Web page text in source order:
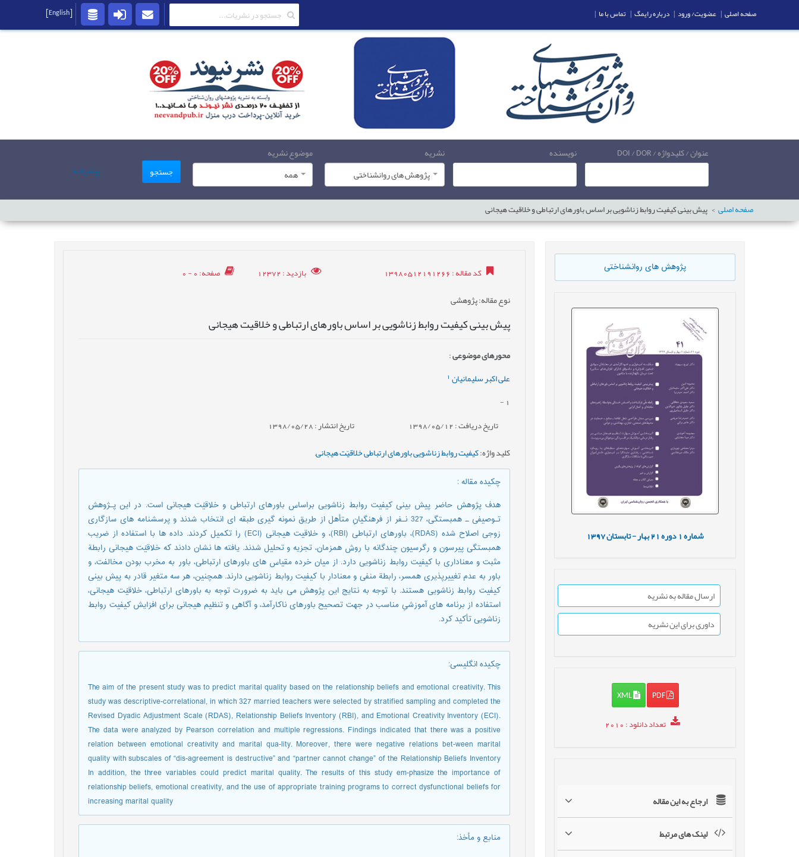
عنوان / کلیدواژه / DOI / DOR نویسنده
نشریه
پژوهش های روانشناختی
موضوع نشریه
همه
جستجو پیشرفته
صفحه اصلی پیش بینی کیفیت روابط زناشویی بر اساس باورهای ارتباطی و خلاقیت هیجانی
پژوهش های روانشناختی
شماره دوره بهار - تابستان1397
ارسال مقاله به نشریه
داوری برای این نشریه
PDF
XML
تعداد دانلود: 2010
ارجاع به این مقاله
لینک های مرتبط
کد مقاله: 13980512191266 بازدید: 12372 صفحه: 0 - 0
نوع مقاله: پژوهشی
پیش بینی کیفیت روابط زناشویی بر اساس باورهای ارتباطی و خلاقیت هیجانی
محورهای موضوعی:
علی اکبر سلیمانیان 1
1
-
تاریخ دریافت : 1398/05/12 تاریخ انتشار : 1398/05/28
کلید واژه:کیفیت روابط زناشویی باورهای ارتباطی خلاقیّت هیجانی,
چکیده مقاله:
هدف پژوهش حاضر پیش بینی کیفیت روابط زناشویی براساس باورهای ارتباطی و خلاقیّت هیجانی است. در این پـژوهش
تـوصیفی ـ همبستگی، 327 نـفر از فرهنگیانِ متأهل از طریق نمونه گیری طبقه ای انتخاب شدند و پرسشنامه های سازگاری
زوجی اصلاح شده (RDAS)، باورهای ارتباطی (RBI)، و خلاقیت هیجانی (ECI) را تکمیل کردند. داده ها با استفاده از ضریب
همبستگی پیرسون و رگرسیون چندگانه با روش همزمان، تجزیه و تحلیل شدند. یافته ها نشان دادند که خلاقیّت هیجانی رابطة
مثبت و معناداری با کیفیت روابط زناشویی دارد. از میان خرده مقیاس های باورهای ارتباطی، باور به مخرب بودن مخالفت، و
باور به عدم تغییرپذیری همسر، رابطة منفی و معنادار با کیفیت روابط زناشویی دارند. همچنین، هر سه متغیر قادر به پیش بینی
کیفیت روابط زناشویی هستند. با توجه به نتایج این پژوهش می باید به ضرورت توجه به باورهای ارتباطی، خلاقیّت هیجانی،
استفاده از برنامه های آموزشیِ مناسب در جهت تصحیح باورهای ناکارآمد، و آگاهی و تنظیم هیجانی برای افزایش کیفیت روابط
زناشویی تأکید کرد.
چکیده انگلیسی:
The aim of the present study was to predict marital quality based on the relationship beliefs and emotional creativity. This
study was descriptive-correlational, in which 327 married teachers were selected by stratified sampling and completed the
Revised Dyadic Adjustment Scale (RDAS), Relationship Beliefs Inventory (RBI), and Emotional Creativity Inventory (ECI).
The data were analyzed by Pearson correlation and multiple regressions. Findings indicated that there was a positive
relation between emotional creativity and marital qua-lity. Moreover, there were negative relations bet-ween marital
quality with subscales of “dis-agreement is destructive” and “partner cannot change” of the Relationship Beliefs Inventory
In addition, the three variables could predict marital quality. The results of this study em-phasize the importance of
relationship beliefs, emotional creativity, and the use of appropriate training programs to correct dysfunctional beliefs for
increasing marital quality
منابع و مأخذ:
صفحه اصلی | عضویت/ ورود | درباره رایمگ | تماس با ما |
[English]